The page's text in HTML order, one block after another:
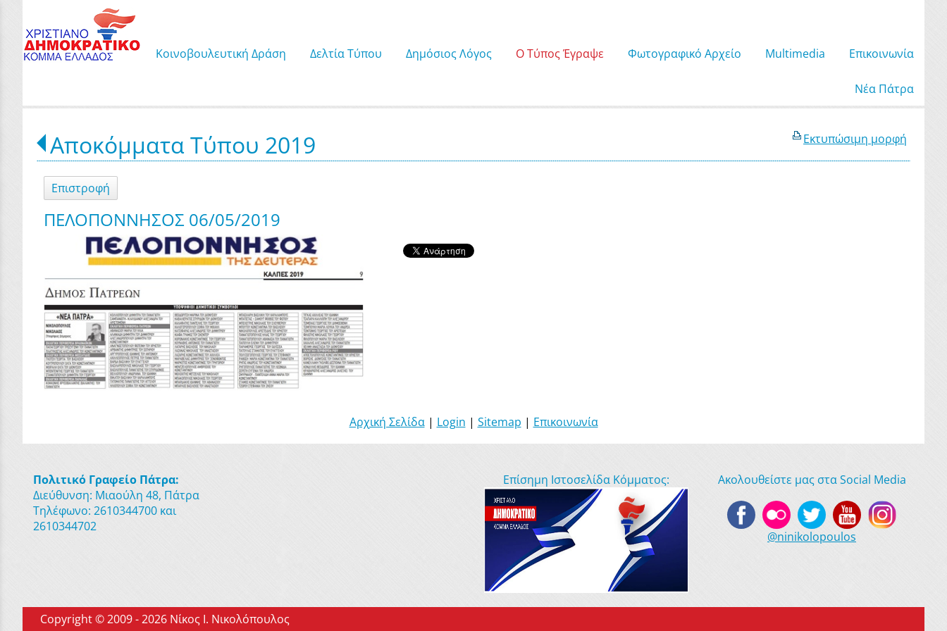
Κοινοβουλευτική Δράση Δελτία Τύπου Δημόσιος Λόγος Ο Τύπος Έγραψε Φωτογραφικό Αρχείο Μultimedia Επικοινωνία
Νέα Πάτρα
Εκτυπώσιμη μορφή
Αποκόμματα Τύπου 2019
Επιστροφή
ΠΕΛΟΠΟΝΝΗΣΟΣ 06/05/2019
Αρχική Σελίδα| Login | Sitemap | Επικοινωνία
Πολιτικό Γραφείο Πάτρα:
Διεύθυνση: Μιαούλη 48, Πάτρα
Τηλέφωνο: 2610344700 και
2610344702
Επίσημη Ιστοσελίδα Κόμματος: Ακολουθείστε μας στα Social Media
@ninikolopoulos
Copyright © 2009 - 2026 Νίκος Ι. Νικολόπουλος